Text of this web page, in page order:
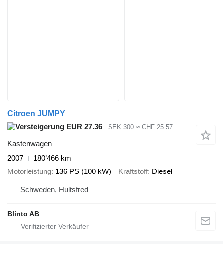
Citroen JUMPY
EUR 27.36
SEK 300 ≈ CHF 25.57
Kastenwagen
2007
180’466 km
Motorleistung 136 PS (100 kW) Kraftstoff Diesel
Schweden, Hultsfred
Blinto AB